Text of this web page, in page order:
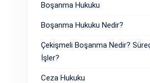
Boşanma Hukuku
Boşanma Hukuku Nedir?
Çekişmeli Boşanma Nedir?
İşler?
Ceza Hukuku